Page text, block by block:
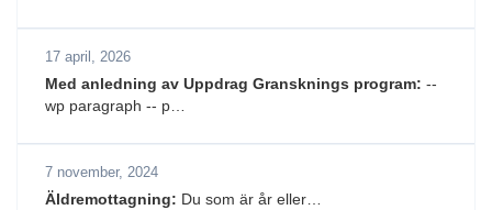
17 april, 2026
Med anledning av Uppdrag Gransknings program: --
wp paragraph -- p…
7 november, 2024
Äldremottagning: Du som är år eller…